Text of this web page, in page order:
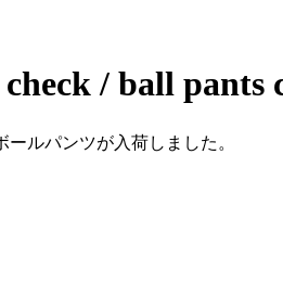
/ ball pants
ルパンツが入荷しました。